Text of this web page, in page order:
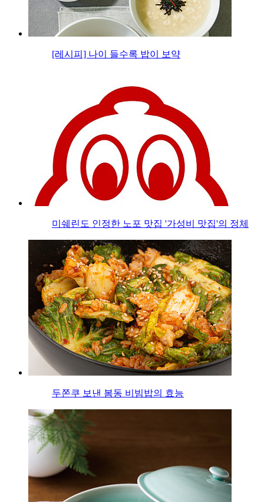
[레시피] 나이 들수록 밥이 보약
미쉐린도 인정한 노포 맛집 '가성비 맛집'의 정체
두쫀쿠 보낸 봄동 비빔밥의 효능